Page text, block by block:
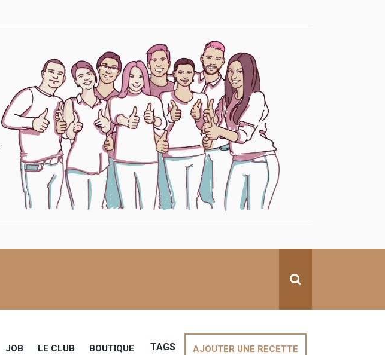
ENVOYER
JOB LE CLUB BOUTIQUE TAGS AJOUTER UNE RECETTE